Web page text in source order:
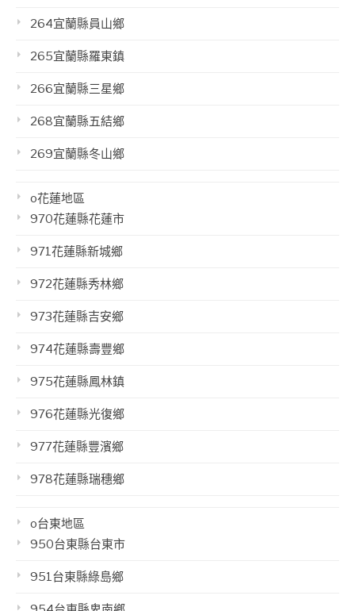
264宜蘭縣員山鄉
265宜蘭縣羅東鎮
266宜蘭縣三星鄉
268宜蘭縣五結鄉
269宜蘭縣冬山鄉
o花蓮地區
970花蓮縣花蓮市
971花蓮縣新城鄉
972花蓮縣秀林鄉
973花蓮縣吉安鄉
974花蓮縣壽豐鄉
975花蓮縣鳳林鎮
976花蓮縣光復鄉
977花蓮縣豐濱鄉
978花蓮縣瑞穗鄉
o台東地區
950台東縣台東市
951台東縣綠島鄉